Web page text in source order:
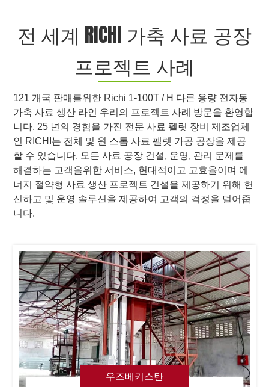
전 세계 RICHI 가축 사료 공장
프로젝트 사례
121 개국 판매를위한 Richi 1-100T / H 다른 용량 전자동
가축 사료 생산 라인 우리의 프로젝트 사례 방문을 환영합
니다. 25 년의 경험을 가진 전문 사료 펠릿 장비 제조업체
인 RICHI는 전체 및 원 스톱 사료 펠렛 가공 공장을 제공
할 수 있습니다. 모든 사료 공장 건설, 운영, 관리 문제를
해결하는 고객을위한 서비스, 현대적이고 고효율이며 에
너지 절약형 사료 생산 프로젝트 건설을 제공하기 위해 헌
신하고 및 운영 솔루션을 제공하여 고객의 걱정을 덜어줍
니다.
우즈베키스탄